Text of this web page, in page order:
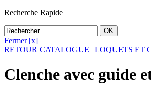
Recherche Rapide
Fermer [x]
RETOUR CATALOGUE | LOQUETS ET
Clenche avec guide